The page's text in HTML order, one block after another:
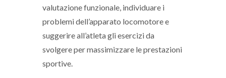
valutazione funzionale, individuare i
problemi dell’apparato locomotore e
suggerire all’atleta gli esercizi da
svolgere per massimizzare le prestazioni
sportive.